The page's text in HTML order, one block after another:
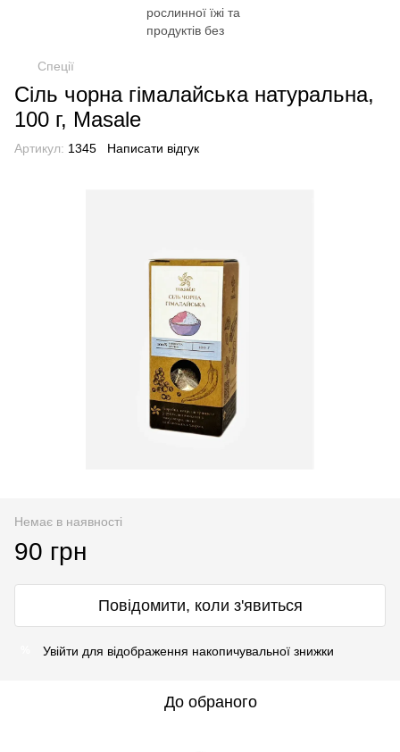
Спеції
Сіль чорна гімалайська натуральна,
100 г, Masale
Артикул: 1345 Написати відгук
Немає в наявності
90 грн
Повідомити, коли з'явиться
Увійти для відображення накопичувальної знижки
До обраного